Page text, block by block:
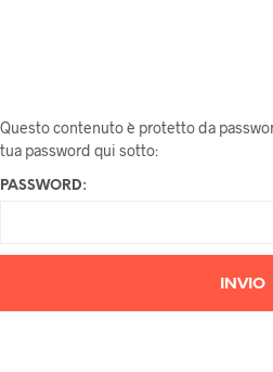
Questo contenuto è protetto da
tua password qui sotto:
PASSWORD: